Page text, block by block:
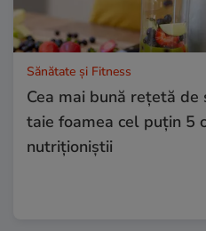
Sănătate și Fitness
Cea mai bună rețetă de
taie foamea cel puțin 5
nutriționiștii